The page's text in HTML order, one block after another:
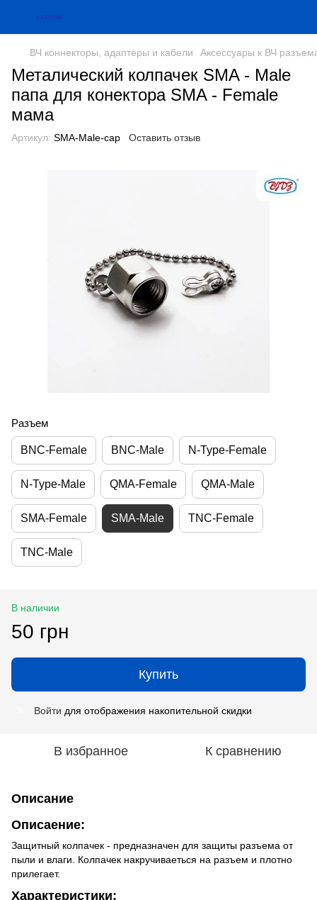
ВЧ коннекторы, адаптеры и кабели Аксессуары к ВЧ
Металический колпачек SMA - Male
папа для конектора SMA - Female
мама
Артикул: SMA-Male-cap Оставить отзыв
Разъем
BNC-Female BNC-Male N-Type-Female
N-Type-Male QMA-Female QMA-Male
SMA-Female SMA-Male TNC-Female
TNC-Male
В наличии
50 грн
Купить
Войти для отображения накопительной скидки
В избранное К сравнению
Описание
Описаение:
Защитный колпачек - предназначен для защиты разъема от
пыли и влаги. Колпачек накручиваеться на разъем и плотно
прилегает.
Характеристики: